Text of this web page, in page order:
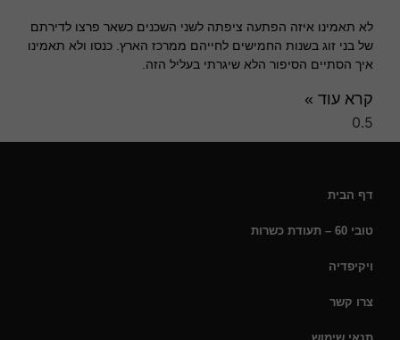
לא תאמינו איזה הפתעה ציפתה לשני השכנים כשאר פרצו לדירתם
של בני זוג בשנות החמישים לחייהם ממרכז הארץ. כנסו ולא תאמינו
איך הסתיים הסיפור הלא שיגרתי בעליל הזה.
קרא עוד »
דף הבית
טובי 60 – תעודת כשרות
ויקיפדיה
צרו קשר